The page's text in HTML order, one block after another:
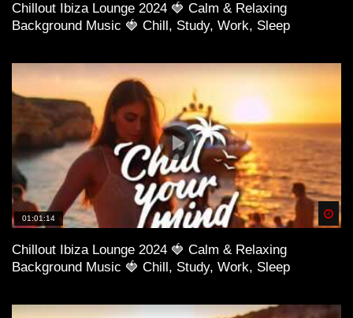
Chillout Ibiza Lounge 2024 🍓 Calm & Relaxing
Background Music 🍓 Chill, Study, Work, Sleep
01:01:14
Chillout Ibiza Lounge 2024 🍓 Calm & Relaxing
Background Music 🍓 Chill, Study, Work, Sleep